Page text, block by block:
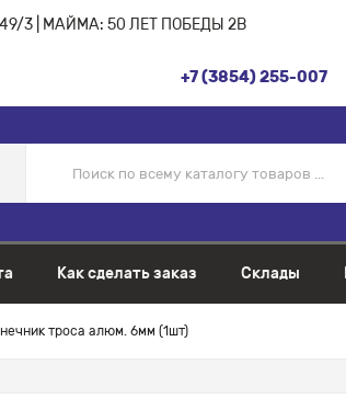
3 | МАЙМА: 50 ЛЕТ ПОБЕДЫ 2В
+7 (3854) 255-007
Как сделать заказ Склады
троса алюм. 6мм (1шт)